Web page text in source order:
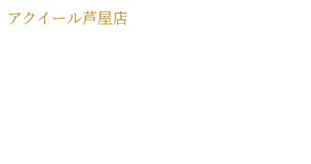
アクイール芦屋店